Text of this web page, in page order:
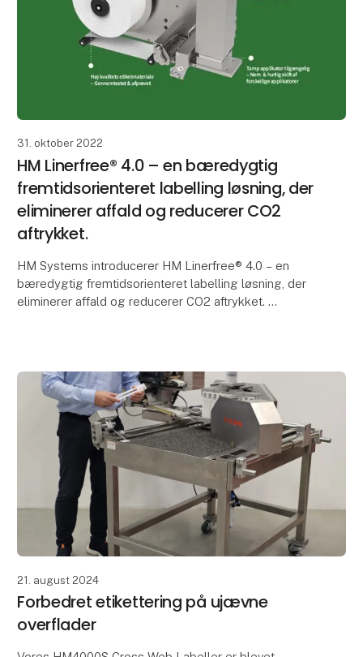
31. oktober 2022
HM Linerfree® 4.0 – en bæredygtig
fremtidsorienteret labelling løsning, der
eliminerer affald og reducerer CO2
aftrykket.
HM Systems introducerer HM Linerfree® 4.0 – en
bæredygtig fremtidsorienteret labelling løsning, der
eliminerer affald og reducerer CO2 aftrykket.
21. august 2024
Forbedret etikettering på ujævne
overflader